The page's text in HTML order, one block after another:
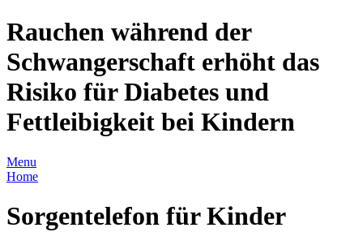
Rauchen während der
Schwangerschaft erhöht das
Risiko für Diabetes und
Fettleibigkeit bei Kindern
Menu
Home
Sorgentelefon für Kinder